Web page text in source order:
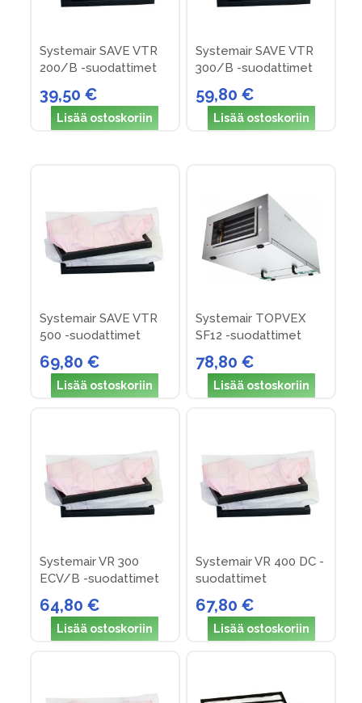
Systemair SAVE VTR
200/B -suodattimet
39,50 €
Lisää ostoskoriin
Systemair SAVE VTR
300/B -suodattimet
59,80 €
Lisää ostoskoriin
Systemair SAVE VTR
500 -suodattimet
69,80 €
Lisää ostoskoriin
Systemair TOPVEX
SF12 -suodattimet
78,80 €
Lisää ostoskoriin
Systemair VR 300
ECV/B -suodattimet
64,80 €
Lisää ostoskoriin
Systemair VR 400 DC -
suodattimet
67,80 €
Lisää ostoskoriin